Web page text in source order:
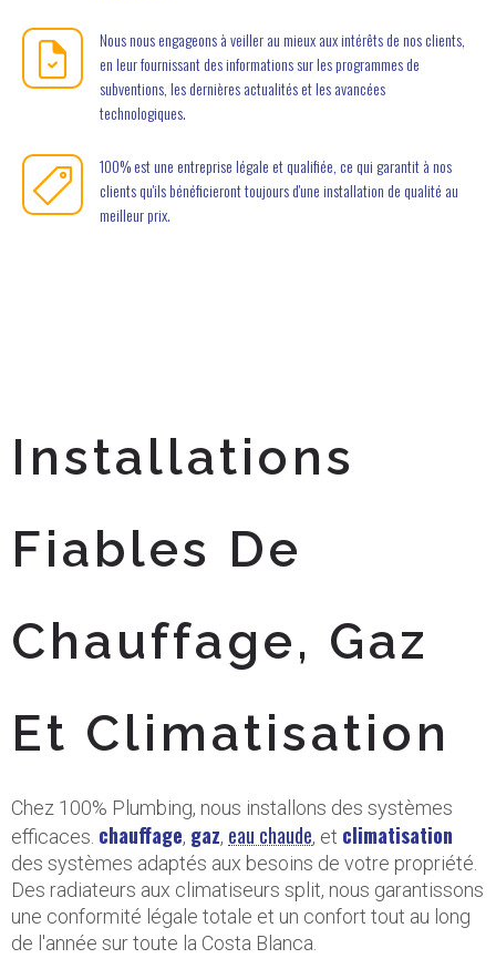
Nous nous engageons à veiller au mieux aux intérêts de nos clients,
en leur fournissant des informations sur les programmes de
subventions, les dernières actualités et les avancées
technologiques.
100% est une entreprise légale et qualifiée, ce qui garantit à nos
clients qu'ils bénéficieront toujours d'une installation de qualité au
meilleur prix.
Installations
Fiables De
Chauffage, Gaz
Et Climatisation
Chez 100% Plumbing, nous installons des systèmes
efficaces. chauffage, gaz, eau chaude, et climatisation
des systèmes adaptés aux besoins de votre propriété.
Des radiateurs aux climatiseurs split, nous garantissons
une conformité légale totale et un confort tout au long
de l'année sur toute la Costa Blanca.